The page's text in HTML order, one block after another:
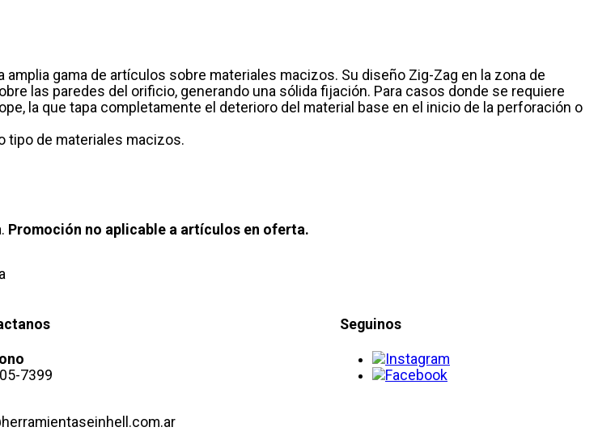
gama de artículos sobre materiales macizos. Su diseño Zig-Zag en la zona de
las paredes del orificio, generando una sólida fijación. Para casos donde se requiere
la que tapa completamente el deterioro del material base en el inicio de la perforación o
tipo de materiales macizos.
Promoción no aplicable a artículos en oferta.
7399
Seguinos